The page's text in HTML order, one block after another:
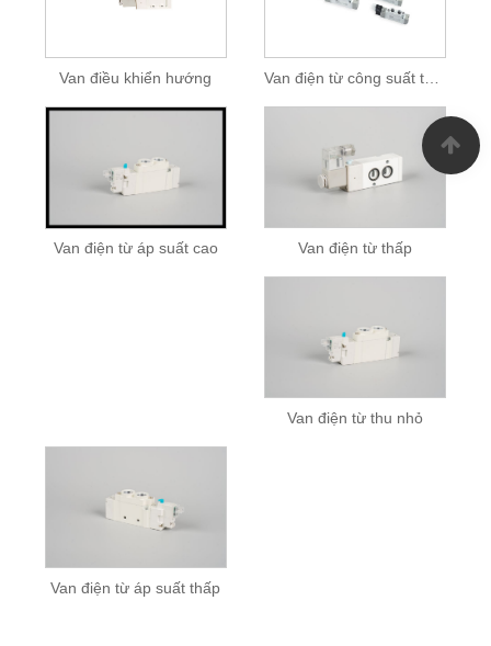
Van điều khiển hướng
Van điện từ áp suất cao Van điện từ thấp
Van điện từ thu nhỏ
Van điện từ áp suất thấp